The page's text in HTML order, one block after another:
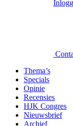
Thema’s
Specials
Opinie
Recensies
HJK Congres
Nieuwsbrief
Archief